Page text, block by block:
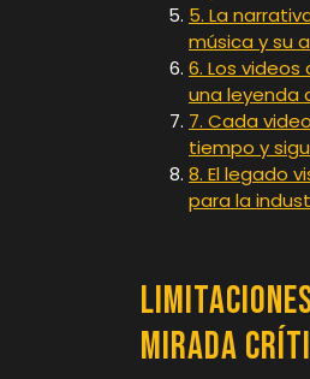
5. La
música y su
6. Los
una leyenda
7. Cada
tiempo y
8. El legado
para la
Mirada